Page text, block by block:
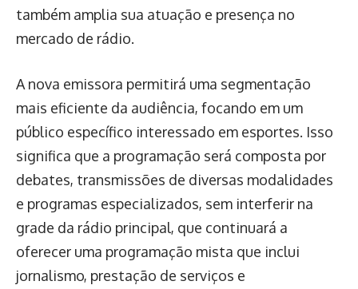
também amplia sua atuação e presença no
mercado de rádio.
A nova emissora permitirá uma segmentação
mais eficiente da audiência, focando em um
público específico interessado em esportes. Isso
significa que a programação será composta por
debates, transmissões de diversas modalidades
e programas especializados, sem interferir na
grade da rádio principal, que continuará a
oferecer uma programação mista que inclui
jornalismo, prestação de serviços e